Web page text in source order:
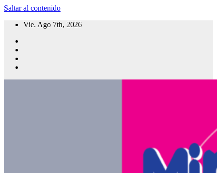
Saltar al contenido
Vie. Ago 7th, 2026